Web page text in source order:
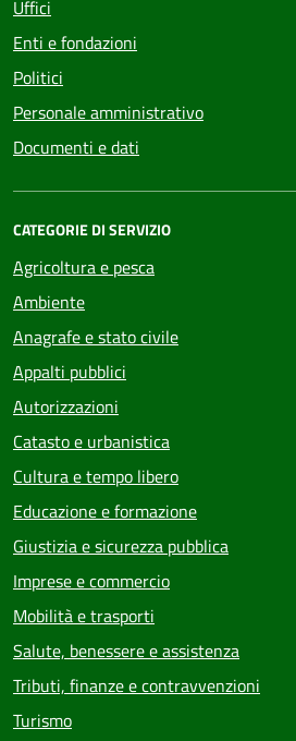
Uffici
Enti e fondazioni
Politici
Personale amministrativo
Documenti e dati
CATEGORIE DI SERVIZIO
Agricoltura e pesca
Ambiente
Anagrafe e stato civile
Appalti pubblici
Autorizzazioni
Catasto e urbanistica
Cultura e tempo libero
Educazione e formazione
Giustizia e sicurezza pubblica
Imprese e commercio
Mobilità e trasporti
Salute, benessere e assistenza
Tributi, finanze e contravvenzioni
Turismo